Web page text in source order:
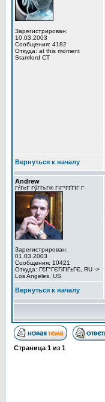
Зарегистрирован:
10.03.2003
Сообщения: 4182
Откуда: at this moment
Stamford CT
Вернуться к началу
Andrew
ГѓГ«Г ГўГ­Г»Г© ГІГ°ГҐГЇГ Г·
Зарегистрирован:
01.03.2003
Сообщения: 10421
Откуда: Г€Г°ГЄГіГІГ±ГЄ, RU ->
Los Angeles, US
Вернуться к началу
Страница 1 из 1